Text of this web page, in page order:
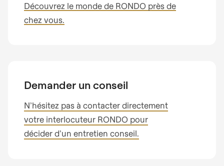
Découvrez le monde de RONDO près de
chez vous.
Demander un conseil
N’hésitez pas à contacter directement
votre interlocuteur RONDO pour
décider d’un entretien conseil.